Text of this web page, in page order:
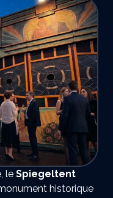
le Spiegeltent
historique